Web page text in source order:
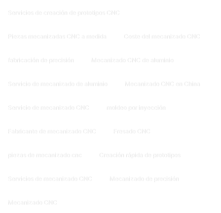
Servicios de creación de prototipos CNC
Piezas mecanizadas CNC a medida Coste del mecanizado CNC
fabricación de precisión Mecanizado CNC de aluminio
Servicio de mecanizado de aluminio Mecanizado CNC en China
Servicio de mecanizado CNC moldeo por inyección
Fabricante de mecanizado CNC Fresado CNC
piezas de mecanizado cnc Creación rápida de prototipos
Servicios de mecanizado CNC Mecanizado de precisión
Mecanizado CNC